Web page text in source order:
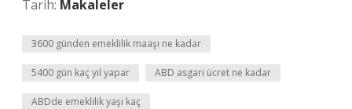
Tarih: Makaleler
3600 günden emeklilik maaşı ne kadar
5400 gün kaç yıl yapar ABD asgari ücret ne kadar
ABDde emeklilik yaşı kaç